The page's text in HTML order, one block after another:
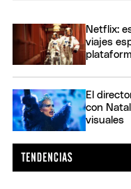
Netflix:
viajes
El
con
visuales